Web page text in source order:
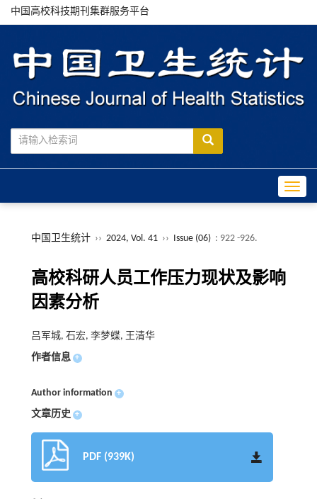
中国高校科技期刊集群服务平台
中国卫生统计 ›› 2024, Vol. 41 ›› Issue (06) : 922 -926.
高校科研人员工作压力现状及影响
因素分析
吕军城, 石宏, 李梦蝶, 王清华
作者信息 +
Author information +
文章历史 +
PDF (939K)